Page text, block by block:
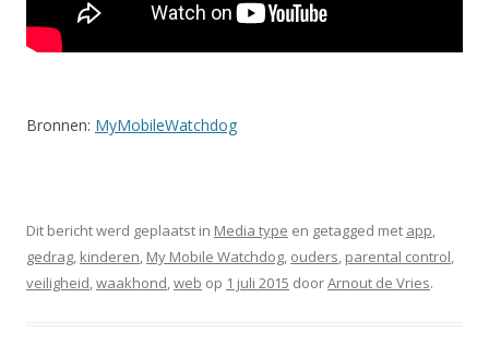
Bronnen: MyMobileWatchdog
Dit bericht werd geplaatst in Media type en getagged met app,
gedrag, kinderen, My Mobile Watchdog, ouders, parental control,
veiligheid,waakhond,web op 1 juli 2015 doorArnout de Vries.